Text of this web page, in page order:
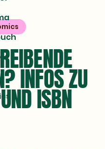
INFOS ZU
ISBN